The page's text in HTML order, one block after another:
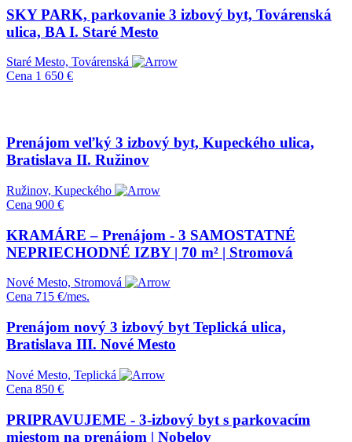
SKY PARK, parkovanie 3 izbový byt, Továrenská
ulica, BA I. Staré Mesto
Staré Mesto, Továrenská
Cena 1 650 €
Prenájom veľký 3 izbový byt, Kupeckého ulica,
Bratislava II. Ružinov
Ružinov, Kupeckého
Cena 900 €
KRAMÁRE – Prenájom - 3 SAMOSTATNÉ
NEPRIECHODNÉ IZBY | 70 m² | Stromová
Nové Mesto, Stromová
Cena 715 €/mes.
Prenájom nový 3 izbový byt Teplická ulica,
Bratislava III. Nové Mesto
Nové Mesto, Teplická
Cena 850 €
PRIPRAVUJEME - 3-izbový byt s parkovacím
miestom na prenájom | Nobelov